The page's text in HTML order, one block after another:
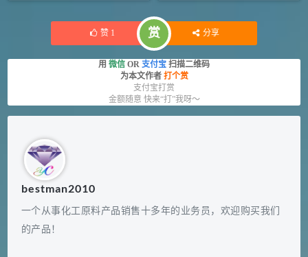
赞 1 赏 分享
用 微信 OR 支付宝 扫描二维码
为本文作者 打个赏
支付宝打赏
金额随意 快来“打”我呀～
bestman2010
一个从事化工原料产品销售十多年的业务员，欢迎购买我们
的产品！